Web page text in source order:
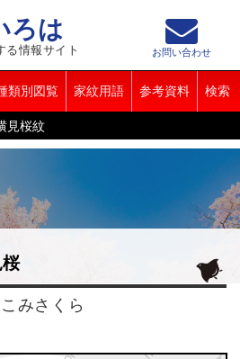
ろは
る情報サイト
類別図覧 家紋用語 参考資料 検索
お問い合わせ
見桜紋
みさくら